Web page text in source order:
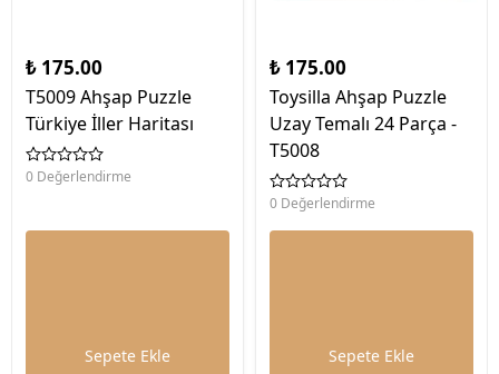
₺ 175.00
T5009 Ahşap Puzzle
Türkiye İller Haritası
0 Değerlendirme
Sepete Ekle
₺ 175.00
Toysilla Ahşap Puzzle
Uzay Temalı 24 Parça -
T5008
0 Değerlendirme
Sepete Ekle